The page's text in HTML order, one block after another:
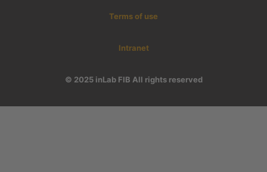
Terms of use
Intranet
© 2025 inLab FIB All rights reserved